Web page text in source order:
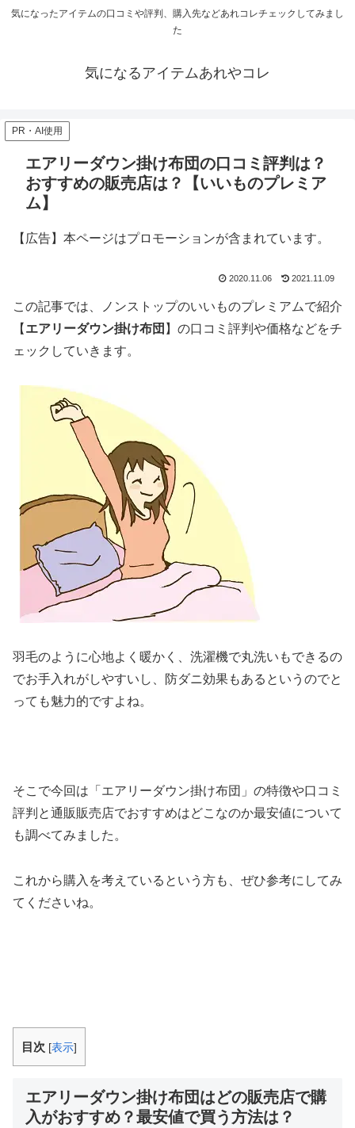
気になったアイテムの口コミや評判、購入先などあれコレチェックしてみまし
た
気になるアイテムあれやコレ
PR・AI使用
エアリーダウン掛け布団の口コミ評判は？
おすすめの販売店は？【いいものプレミア
ム】
【広告】本ページはプロモーションが含まれています。
2020.11.06 2021.11.09
この記事では、ノンストップのいいものプレミアムで紹介
【 エアリーダウン掛け布団 】の口コミ評判や価格などをチ
ェックしていきます。
羽毛のように心地よく暖かく、洗濯機で丸洗いもできるの
でお手入れがしやすいし、防ダニ効果もあるというのでと
っても魅力的ですよね。
そこで今回は「エアリーダウン掛け布団」の特徴や口コミ
評判と通販販売店でおすすめはどこなのか最安値について
も調べてみました。
これから購入を考えているという方も、ぜひ参考にしてみ
てくださいね。
目次 [表示]
エアリーダウン掛け布団はどの販売店で購
入がおすすめ？最安値で買う方法は？